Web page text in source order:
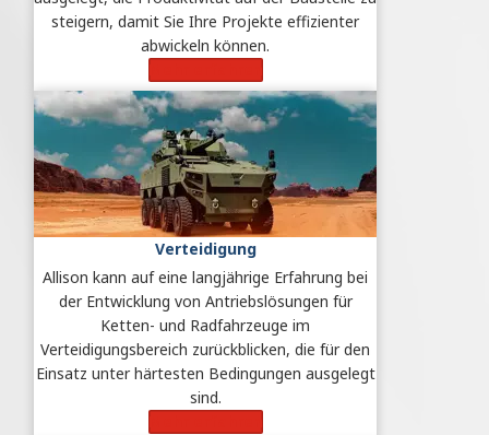
steigern, damit Sie Ihre Projekte effizienter
abwickeln können.
Verteidigung
Allison kann auf eine langjährige Erfahrung bei
der Entwicklung von Antriebslösungen für
Ketten- und Radfahrzeuge im
Verteidigungsbereich zurückblicken, die für den
Einsatz unter härtesten Bedingungen ausgelegt
sind.